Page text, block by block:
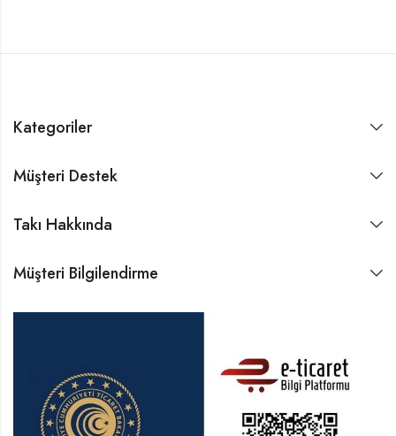
Kategoriler
Müşteri Destek
Takı Hakkında
Müşteri Bilgilendirme